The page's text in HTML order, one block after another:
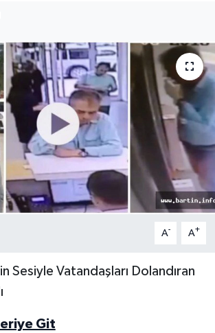
A- A+
Sesiyle Vatandaşları Dolandıran
Git